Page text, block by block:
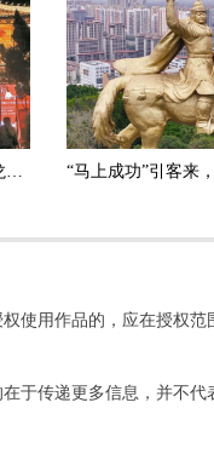
用作品的，应在授权范
于传递更多信息，并不